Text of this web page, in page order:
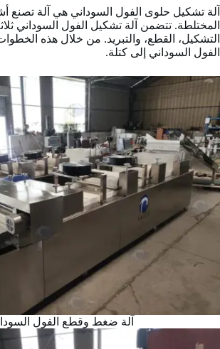
آلة تشكيل حلوى الفول السوداني هي آلة تصنع
المختلطة. تتضمن آلة تشكيل الفول السوداني
التشكيل، القطع، والتبريد. من خلال هذه
الفول السوداني إلى كتلة.
آلة ضغط وقطع الفول